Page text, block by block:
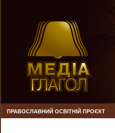
ПРАВОСЛАВНИЙ ОСВІТНІЙ ПРОЄКТ